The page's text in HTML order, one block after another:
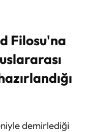
Filosu'na
demirlediği